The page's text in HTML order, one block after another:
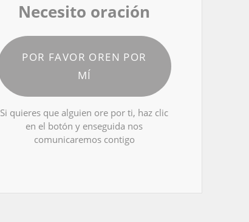
Necesito oración
POR FAVOR OREN POR
MÍ
Si quieres que alguien ore por ti, haz clic
en el botón y enseguida nos
comunicaremos contigo